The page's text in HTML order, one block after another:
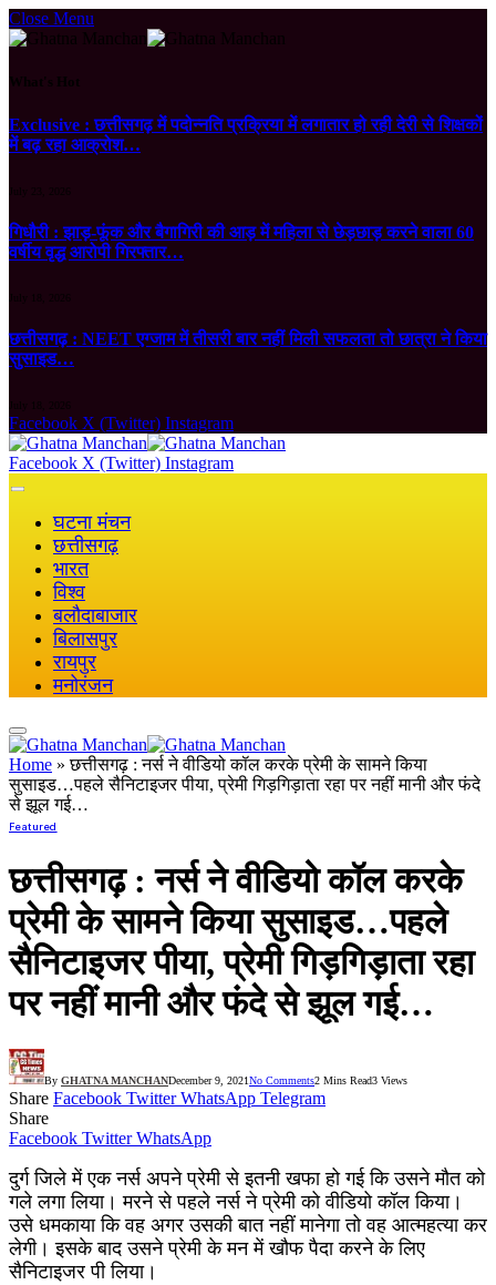
Close Menu
What's Hot
Exclusive : छत्तीसगढ़ में पदोन्नति प्रक्रिया में लगातार हो रही देरी से शिक्षकों
में बढ़ रहा आक्रोश…
July 23, 2026
गिधौरी : झाड़-फूंक और बैगागिरी की आड़ में महिला से छेड़छाड़ करने वाला 60
वर्षीय वृद्ध आरोपी गिरफ्तार…
July 18, 2026
छत्तीसगढ़ : NEET एग्जाम में तीसरी बार नहीं मिली सफलता तो छात्रा ने किया
सुसाइड…
July 18, 2026
Facebook X (Twitter) Instagram
Facebook X (Twitter) Instagram
घटना मंचन
छत्तीसगढ़
भारत
विश्व
बलौदाबाजार
बिलासपुर
रायपुर
मनोरंजन
Home »छत्तीसगढ़ : नर्स ने वीडियो कॉल करके प्रेमी के सामने किया
सुसाइड…पहले सैनिटाइजर पीया, प्रेमी गिड़गिड़ाता रहा पर नहीं मानी और फंदे
से झूल गई…
Featured
छत्तीसगढ़ : नर्स ने वीडियो कॉल करके
प्रेमी के सामने किया सुसाइड…पहले
सैनिटाइजर पीया, प्रेमी गिड़गिड़ाता रहा
पर नहीं मानी और फंदे से झूल गई…
By GHATNA MANCHANDecember 9, 2021No Comments2 Mins Read3 Views
Share Facebook Twitter WhatsApp Telegram
Share
Facebook Twitter WhatsApp
दुर्ग जिले में एक नर्स अपने प्रेमी से इतनी खफा हो गई कि उसने मौत को
गले लगा लिया। मरने से पहले नर्स ने प्रेमी को वीडियो कॉल किया।
उसे धमकाया कि वह अगर उसकी बात नहीं मानेगा तो वह आत्महत्या कर
लेगी। इसके बाद उसने प्रेमी के मन में खौफ पैदा करने के लिए
सैनिटाइजर पी लिया।